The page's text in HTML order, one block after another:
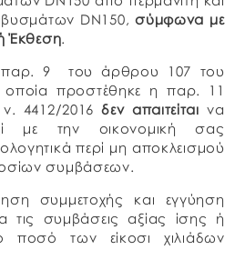
DN150,σύμφωνα με
Έκθεση.
9 του άρθρου 107 του
οποία προστέθηκε η παρ. 11
4412/2016δεν απαιτείται να
με την οικονομική σας
περί μη αποκλεισμού
συμβάσεων.
συμμετοχής και εγγύηση
τις συμβάσεις αξίας ίσης ή
ποσό των είκοσι χιλιάδων